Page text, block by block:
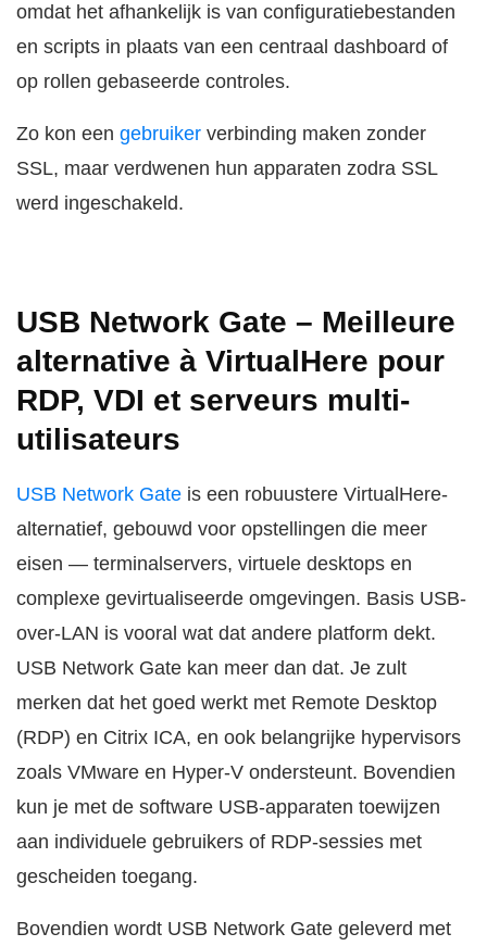
omdat het afhankelijk is van configuratiebestanden
en scripts in plaats van een centraal dashboard of
op rollen gebaseerde controles.
Zo kon een gebruiker verbinding maken zonder
SSL, maar verdwenen hun apparaten zodra SSL
werd ingeschakeld.
USB Network Gate – Meilleure
alternative à VirtualHere pour
RDP, VDI et serveurs multi-
utilisateurs
USB Network Gate is een robuustere VirtualHere-
alternatief, gebouwd voor opstellingen die meer
eisen — terminalservers, virtuele desktops en
complexe gevirtualiseerde omgevingen. Basis USB-
over-LAN is vooral wat dat andere platform dekt.
USB Network Gate kan meer dan dat. Je zult
merken dat het goed werkt met Remote Desktop
(RDP) en Citrix ICA, en ook belangrijke hypervisors
zoals VMware en Hyper-V ondersteunt. Bovendien
kun je met de software USB-apparaten toewijzen
aan individuele gebruikers of RDP-sessies met
gescheiden toegang.
Bovendien wordt USB Network Gate geleverd met